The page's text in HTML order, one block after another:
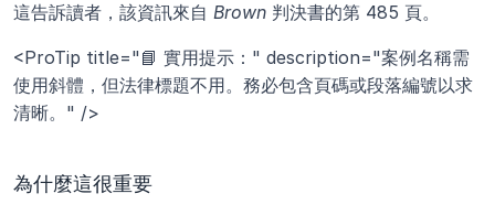
這告訴讀者，該資訊來自 Brown 判決書的第 485 頁。
<ProTip title="📘 實用提示：" description="案例名稱需
使用斜體，但法律標題不用。務必包含頁碼或段落編號以求
清晰。" />
為什麼這很重要